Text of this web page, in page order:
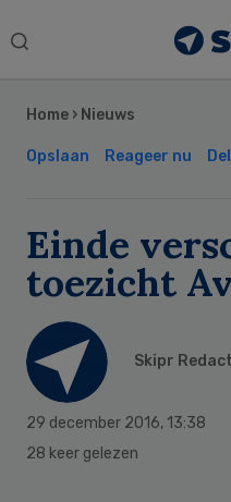
Search
Home › Nieuws
Opslaan Reageer nu
Einde
toezicht
Skipr
29 december 2016, 13:38
28 keer gelezen
Sidebar